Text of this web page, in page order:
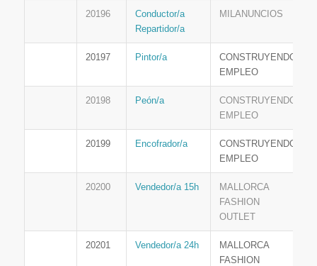
20196
Conductor/a
Repartidor/a
MILANUNCIOS
20197 Pintor/a
CONSTRUYENDO
EMPLEO
20198 Peón/a
CONSTRUYENDO
EMPLEO
20199 Encofrador/a
CONSTRUYENDO
EMPLEO
20200 Vendedor/a 15h
MALLORCA
FASHION
OUTLET
20201 Vendedor/a 24h
MALLORCA
FASHION